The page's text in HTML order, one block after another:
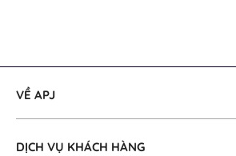
VỀ APJ
DỊCH VỤ KHÁCH HÀNG